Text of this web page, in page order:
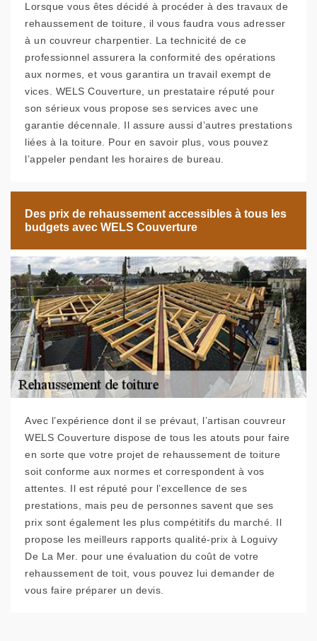
Lorsque vous êtes décidé à procéder à des travaux de
rehaussement de toiture, il vous faudra vous adresser
à un couvreur charpentier. La technicité de ce
professionnel assurera la conformité des opérations
aux normes, et vous garantira un travail exempt de
vices. WELS Couverture, un prestataire réputé pour
son sérieux vous propose ses services avec une
garantie décennale. Il assure aussi d’autres prestations
liées à la toiture. Pour en savoir plus, vous pouvez
l’appeler pendant les horaires de bureau.
Des prix de rehaussement accessibles à tous les
budgets avec WELS Couverture
Avec l’expérience dont il se prévaut, l’artisan couvreur
WELS Couverture dispose de tous les atouts pour faire
en sorte que votre projet de rehaussement de toiture
soit conforme aux normes et correspondent à vos
attentes. Il est réputé pour l’excellence de ses
prestations, mais peu de personnes savent que ses
prix sont également les plus compétitifs du marché. Il
propose les meilleurs rapports qualité-prix à Loguivy
De La Mer. pour une évaluation du coût de votre
rehaussement de toit, vous pouvez lui demander de
vous faire préparer un devis.